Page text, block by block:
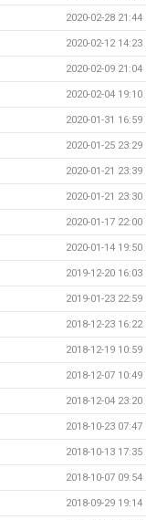
2020-02-28 21:44
2020-02-12 14:23
2020-02-09 21:04
2020-02-04 19:10
2020-01-31 16:59
2020-01-25 23:29
2020-01-21 23:39
2020-01-21 23:30
2020-01-17 22:00
2020-01-14 19:50
2019-12-20 16:03
2019-01-23 22:59
2018-12-23 16:22
2018-12-19 10:59
2018-12-07 10:49
2018-12-04 23:20
2018-10-23 07:47
2018-10-13 17:35
2018-10-07 09:54
2018-09-29 19:14